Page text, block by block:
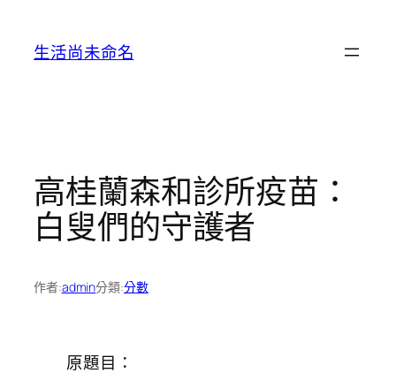
生活尚未命名
高桂蘭森和診所疫苗：
白叟們的守護者
作者:admin分類:分數
原題目：